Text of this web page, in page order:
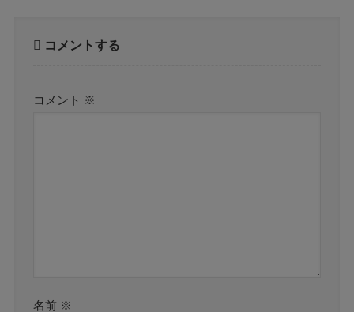
コメントする
コメント ※
名前 ※